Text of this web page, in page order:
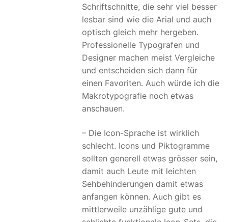
Schriftschnitte, die sehr viel besser
lesbar sind wie die Arial und auch
optisch gleich mehr hergeben.
Professionelle Typografen und
Designer machen meist Vergleiche
und entscheiden sich dann für
einen Favoriten. Auch würde ich die
Makrotypografie noch etwas
anschauen.
– Die Icon-Sprache ist wirklich
schlecht. Icons und Piktogramme
sollten generell etwas grösser sein,
damit auch Leute mit leichten
Sehbehinderungen damit etwas
anfangen können. Auch gibt es
mittlerweile unzählige gute und